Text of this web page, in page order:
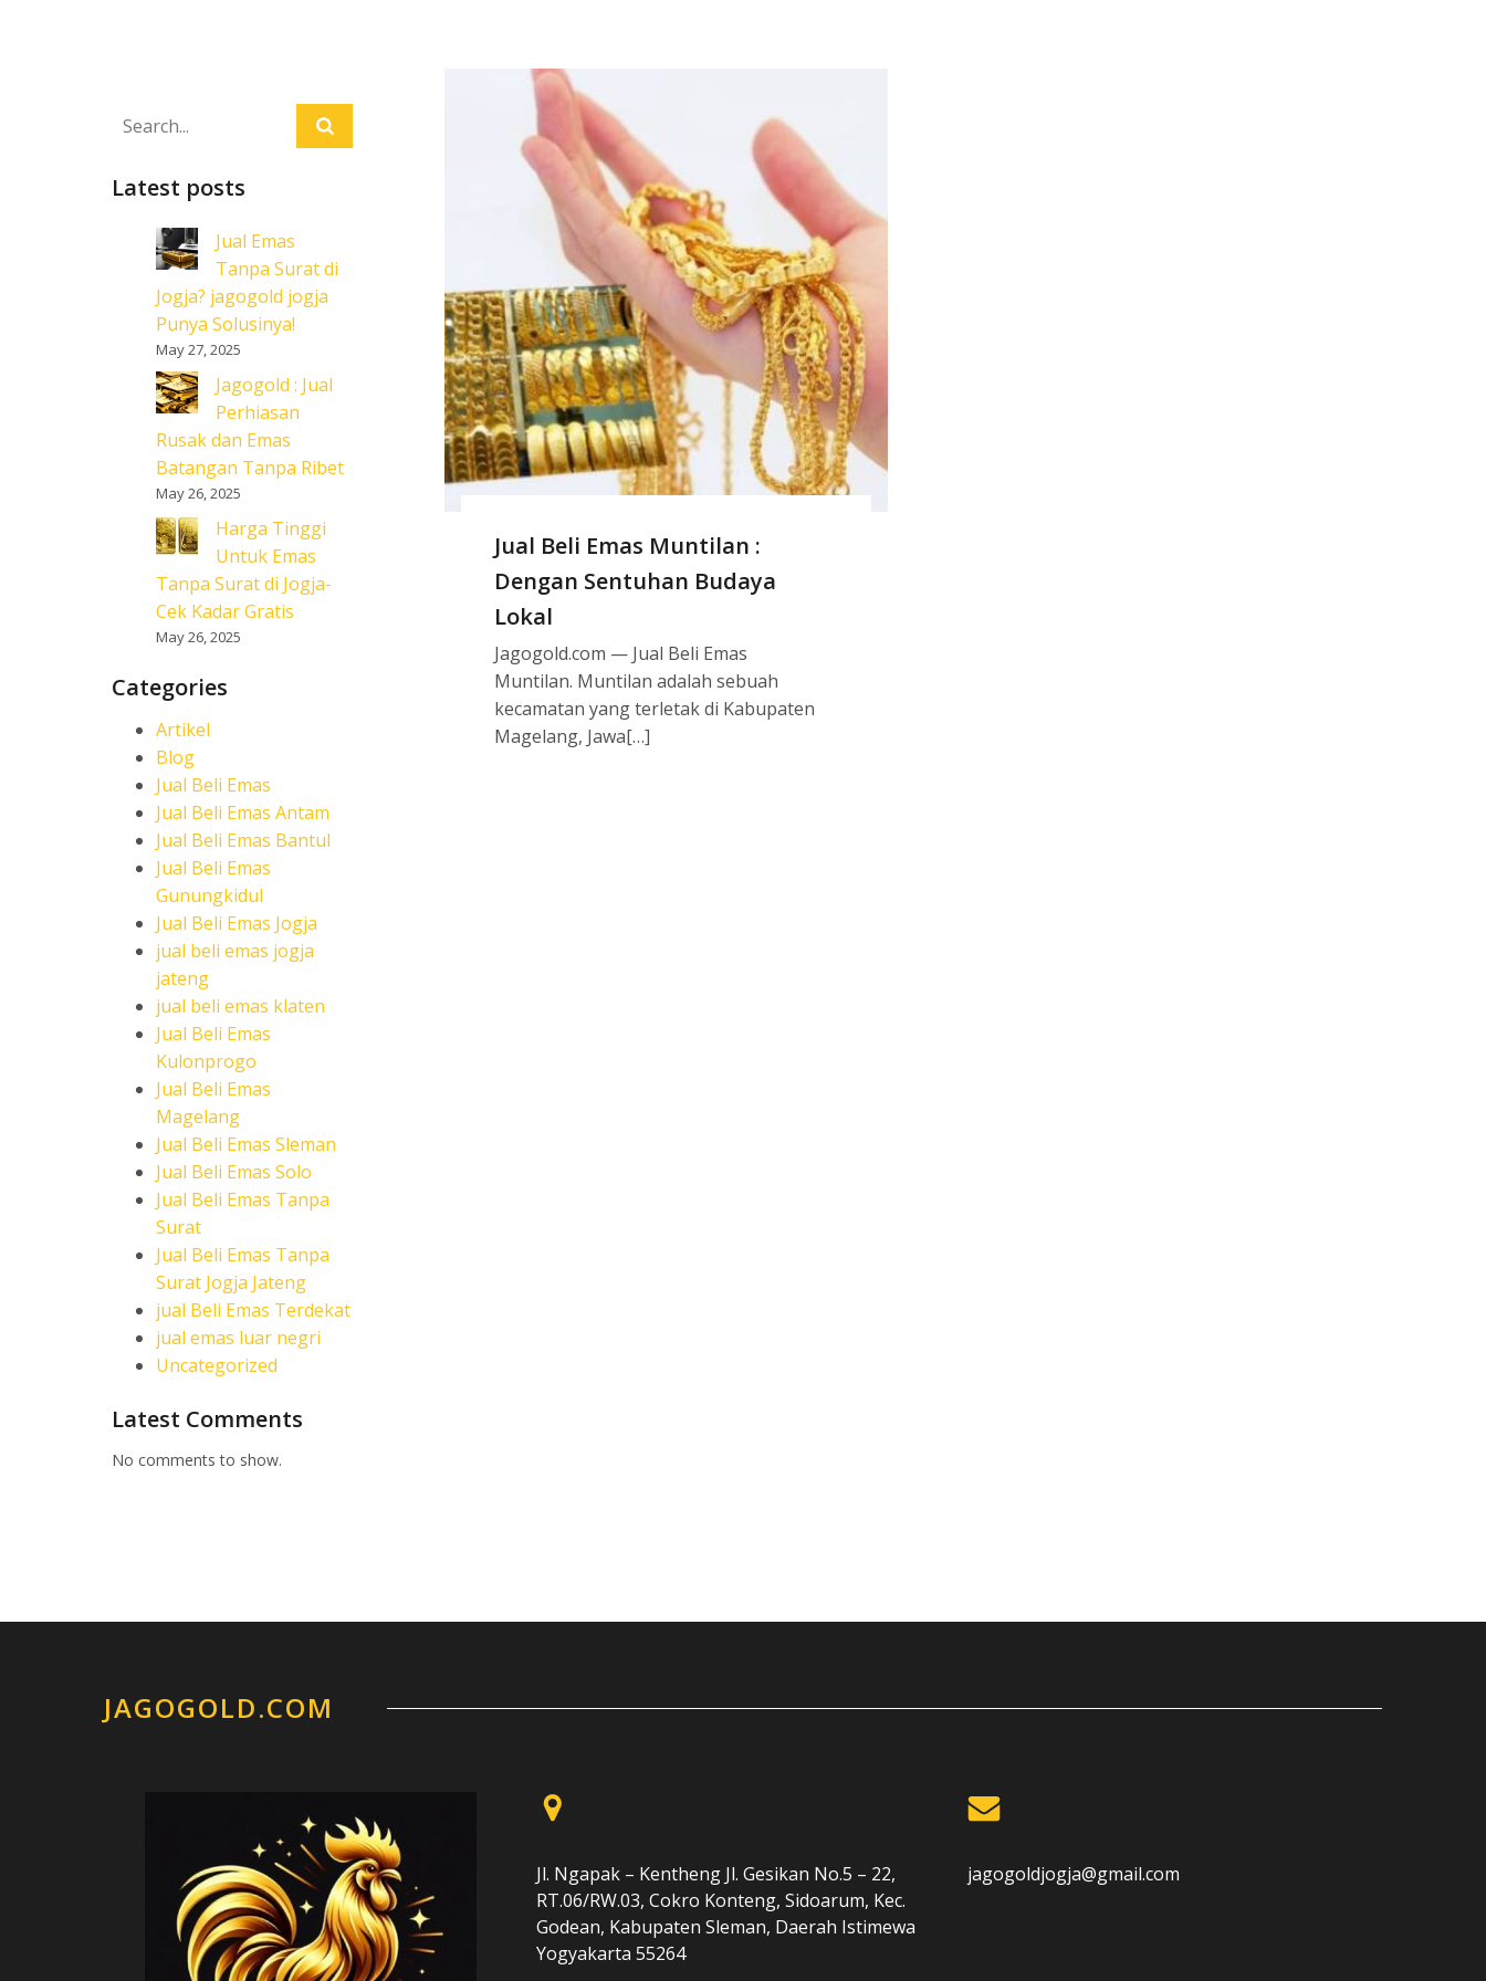
Latest posts
Jual Emas
Tanpa Surat di
Jogja? jagogold jogja
Punya Solusinya!
May 27, 2025
Jagogold : Jual
Perhiasan
Rusak dan Emas
Batangan Tanpa Ribet
May 26, 2025
Harga Tinggi
Untuk Emas
Tanpa Surat di Jogja-
Cek Kadar Gratis
May 26, 2025
Categories
Artikel
Blog
Jual Beli Emas
Jual Beli Emas Antam
Jual Beli Emas Bantul
Jual Beli Emas
Gunungkidul
Jual Beli Emas Jogja
jual beli emas jogja
jateng
jual beli emas klaten
Jual Beli Emas
Kulonprogo
Jual Beli Emas
Magelang
Jual Beli Emas Sleman
Jual Beli Emas Solo
Jual Beli Emas Tanpa
Surat
Jual Beli Emas Tanpa
Surat Jogja Jateng
jual Beli Emas Terdekat
jual emas luar negri
Uncategorized
Latest Comments
No comments to show.
Jual Beli Emas Muntilan :
Dengan Sentuhan Budaya
Lokal
Jagogold.com — Jual Beli Emas
Muntilan. Muntilan adalah sebuah
kecamatan yang terletak di Kabupaten
Magelang, Jawa[…]
JAGOGOLD.COM
Jl. Ngapak – Kentheng Jl. Gesikan No.5 – 22,
RT.06/RW.03, Cokro Konteng, Sidoarum, Kec.
Godean, Kabupaten Sleman, Daerah Istimewa
Yogyakarta 55264
jagogoldjogja@gmail.com